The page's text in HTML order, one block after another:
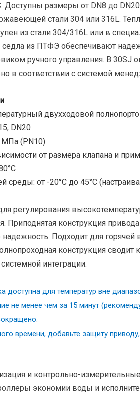
Доступны размеры от DN8 до
стали 304 или 316L.
из стали 304/316L или в
из ПТФЭ обеспечивают
ручного управления. В 30SJ
в соответствии с системой
двухходовой
DN20
(PN10)
от размера клапана и
от -20°C до 45°C
регулирования
Приподнятая конструкция
Подходит для горячей
конструкция
интеграции.
для температур вне
не менее чем за 15 минут
времени, добавьте защиту
и контрольно-
экономии воды и